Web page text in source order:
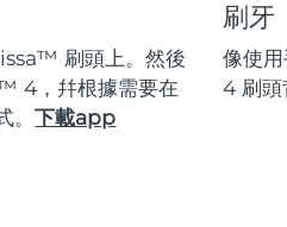
刷頭上。然後
4，幷根據需要在
。下載app
刷牙
像使
4 刷頭